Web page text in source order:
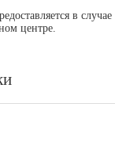
в
центре.